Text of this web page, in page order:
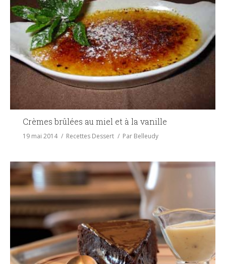
Crèmes brûlées au miel et à la vanille
19 mai 2014 Recettes Dessert Par Belleudy